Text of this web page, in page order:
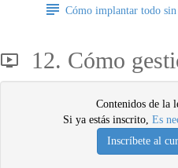
Cómo implantar todo sin
12. Cómo
Contenidos de la
Si ya estás inscrito, Es
Inscríbete al